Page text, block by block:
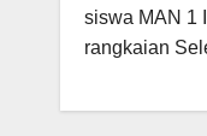
siswa MAN 1
rangkaian